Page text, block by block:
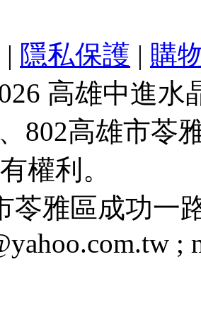
| 隱私保護 | 購
高雄中進水
802高雄市苓
權利。
苓雅區成功一
;